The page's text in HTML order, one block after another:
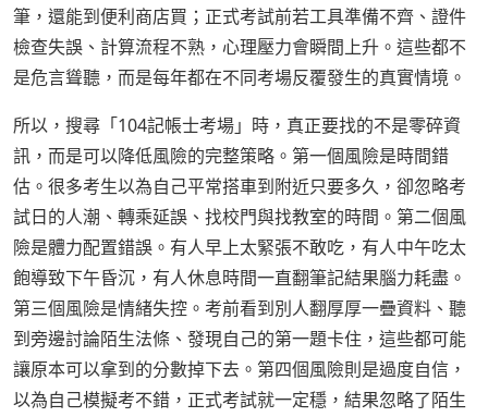
筆，還能到便利商店買；正式考試前若工具準備不齊、證件
檢查失誤、計算流程不熟，心理壓力會瞬間上升。這些都不
是危言聳聽，而是每年都在不同考場反覆發生的真實情境。
所以，搜尋「104記帳士考場」時，真正要找的不是零碎資
訊，而是可以降低風險的完整策略。第一個風險是時間錯
估。很多考生以為自己平常搭車到附近只要多久，卻忽略考
試日的人潮、轉乘延誤、找校門與找教室的時間。第二個風
險是體力配置錯誤。有人早上太緊張不敢吃，有人中午吃太
飽導致下午昏沉，有人休息時間一直翻筆記結果腦力耗盡。
第三個風險是情緒失控。考前看到別人翻厚厚一疊資料、聽
到旁邊討論陌生法條、發現自己的第一題卡住，這些都可能
讓原本可以拿到的分數掉下去。第四個風險則是過度自信，
以為自己模擬考不錯，正式考試就一定穩，結果忽略了陌生